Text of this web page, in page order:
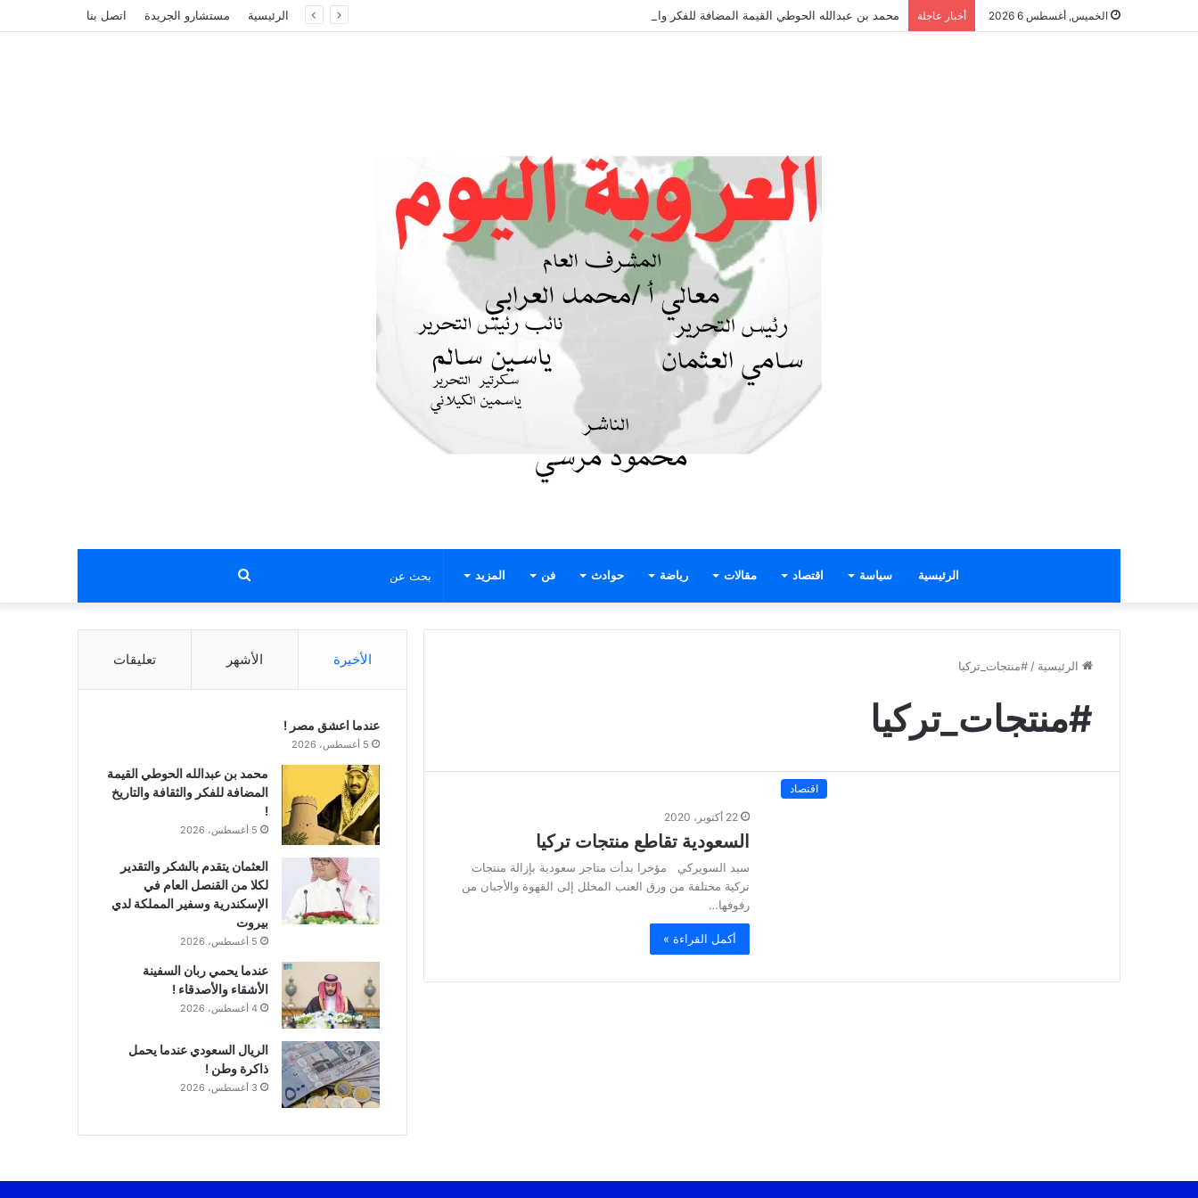
الخميس, أغسطس 6 2026 أخبار عاجلة محمد بن عبدالله الحوطي القيمة المضافة للفكر والثقافة والتاريخ ! الرئيسية مستشارو الجريدة اتصل بنا
الرئيسية سياسة اقتصاد مقالات رياضة حوادث فن المزيد بحث
عن
الرئيسية / #منتجات_تركيا
#منتجات_تركيا
اقتصاد
22 أكتوبر، 2020
السعودية تقاطع منتجات تركيا
سيد السويركي مؤخرا بدأت متاجر سعودية بإزالة منتجات
تركية مختلفة من ورق العنب المخلل إلى القهوة والأجبان من
رفوفها…
أكمل القراءة »
الأخيرة الأشهر تعليقات
عندما اعشق مصر !
5 أغسطس، 2026
محمد بن عبدالله الحوطي القيمة
المضافة للفكر والثقافة والتاريخ
!
5 أغسطس، 2026
العثمان يتقدم بالشكر والتقدير
لكلا من القنصل العام في
الإسكندرية وسفير المملكة لدي
بيروت
5 أغسطس، 2026
عندما يحمي ربان السفينة
الأشقاء والأصدقاء !
4 أغسطس، 2026
الريال السعودي عندما يحمل
ذاكرة وطن !
3 أغسطس، 2026